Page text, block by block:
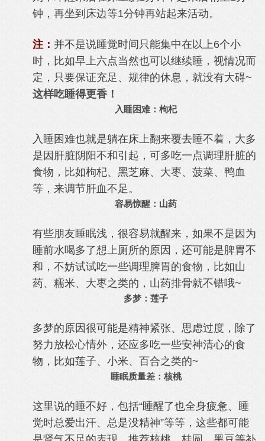
钟，再坐到床边等1分钟再站起来活动。
注： 并不是说睡觉时间只能集中在以上6个小
时，比如早上六点当然也可以继续睡，视情况而
定，只要保证充足、规律的休息，就没有大碍~
这样吃睡得更香！
入睡困难：枸杞
入睡困难也就是躺在床上翻来覆去睡不着，大多
是因肝脏阴阳不和引起，可多吃一点调理肝脏的
食物，比如枸杞、黑芝麻、大枣、菠菜、鸭血
等，来调节肝血不足。
容易惊醒：山药
有些朋友睡眠浅，很容易就醒来，如果不是因为
睡前水喝多了想上厕所的原因，还可能是脾胃不
和，不妨试试吃一些调理脾胃的食物，比如山
药、糯米、大枣之类的，山药排骨就不错哦~
多梦：莲子
多梦的原因很可能是精神紧张、思虑过度，除了
努力放松心情外，还应多吃一些安神清心的食
物，比如莲子、小米、百合之类的~
睡眠质量差：核桃
这里说的睡不好，包括“睡醒了也全身疲惫、睡
觉时总爱出汗、总是没精神”等等，这些都可能